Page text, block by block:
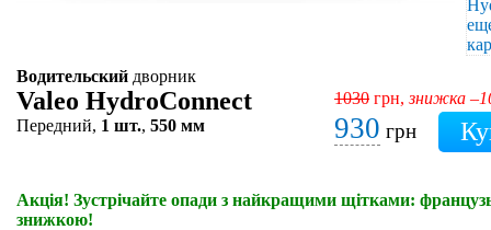
Водительский дворник
Valeo HydroConnect
Передний, 1 шт., 550 мм
1030 грн,знижка
930 грн
Акція! Зустрічайте опади з найкращими щітками:
знижкою!